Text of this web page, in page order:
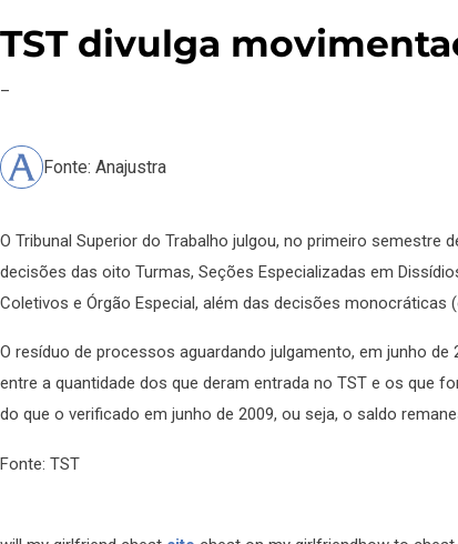
TST divulga
–
Fonte: Anajustra
O Tribunal Superior do Trabalho julgou, no primeiro semestre
decisões das oito Turmas, Seções Especializadas em
Coletivos e Órgão Especial, além das decisões monocráticas
O resíduo de processos aguardando julgamento, em junho
entre a quantidade dos que deram entrada no TST e os que
do que o verificado em junho de 2009, ou seja, o saldo
Fonte: TST